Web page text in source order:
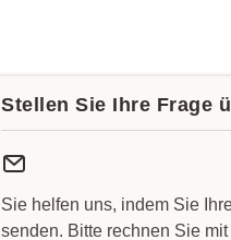
Stellen Sie Ihre Frage
Sie helfen uns, indem Sie
senden. Bitte rechnen Sie